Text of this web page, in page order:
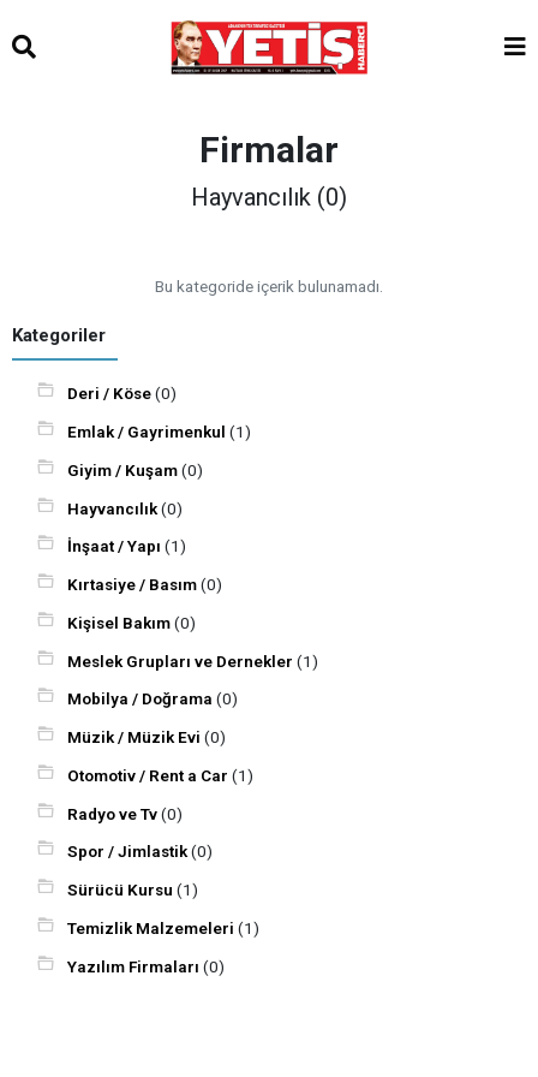
Firmalar
Hayvancılık (0)
Bu kategoride içerik bulunamadı.
Kategoriler
Deri / Köse(0)
Emlak / Gayrimenkul(1)
Giyim / Kuşam(0)
Hayvancılık(0)
İnşaat / Yapı(1)
Kırtasiye / Basım(0)
Kişisel Bakım(0)
Meslek Grupları ve Dernekler(1)
Mobilya / Doğrama(0)
Müzik / Müzik Evi(0)
Otomotiv / Rent a Car(1)
Radyo ve Tv(0)
Spor / Jimlastik(0)
Sürücü Kursu(1)
Temizlik Malzemeleri(1)
Yazılım Firmaları(0)